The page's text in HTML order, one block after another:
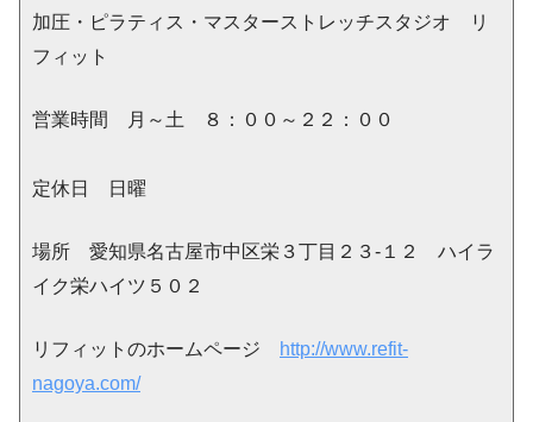
加圧・ピラティス・マスターストレッチスタジオ リ
フィット
営業時間 月～土 ８：００～２２：００
定休日 日曜
場所 愛知県名古屋市中区栄３丁目２３-１２ ハイラ
イク栄ハイツ５０２
リフィットのホームページ
http://www.refit-
nagoya.com/